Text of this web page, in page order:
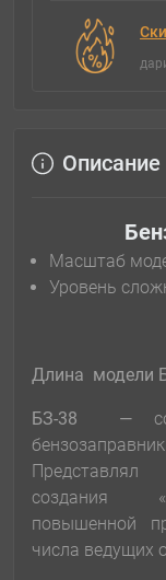
Описание
Масштаб
Уровень
Длина модели
БЗ-38 —
создания
повышенной
числа ведущих